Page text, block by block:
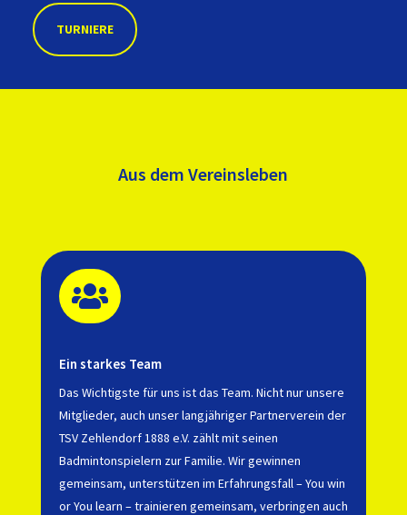
TURNIERE
Aus dem Vereinsleben

Ein starkes Team
Das Wichtigste für uns ist das Team. Nicht nur unsere
Mitglieder, auch unser langjähriger Partnerverein der
TSV Zehlendorf 1888 e.V. zählt mit seinen
Badmintonspielern zur Familie. Wir gewinnen
gemeinsam, unterstützen im Erfahrungsfall – You win
or You learn – trainieren gemeinsam, verbringen auch